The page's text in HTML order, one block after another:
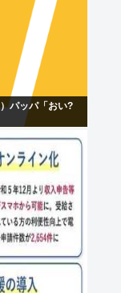
パッパ「おい?